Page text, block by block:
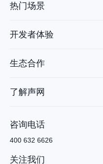
热门场景
开发者体验
生态合作
了解声网
咨询电话
400 632 6626
关注我们